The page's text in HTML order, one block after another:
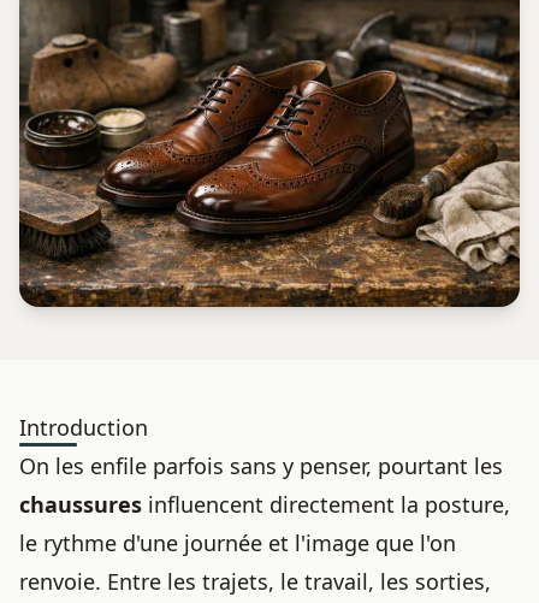
Introduction
On les enfile parfois sans y penser, pourtant les
chaussures influencent directement la posture,
le rythme d'une journée et l'image que l'on
renvoie. Entre les trajets, le travail, les sorties,